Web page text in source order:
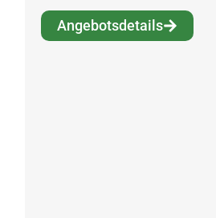
Angebotsdetails